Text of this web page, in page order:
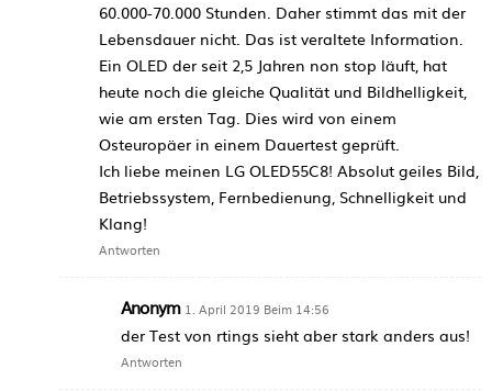
60.000-70.000 Stunden. Daher stimmt das mit der
Lebensdauer nicht. Das ist veraltete Information.
Ein OLED der seit 2,5 Jahren non stop läuft, hat
heute noch die gleiche Qualität und Bildhelligkeit,
wie am ersten Tag. Dies wird von einem
Osteuropäer in einem Dauertest geprüft.
Ich liebe meinen LG OLED55C8! Absolut geiles Bild,
Betriebssystem, Fernbedienung, Schnelligkeit und
Klang!
Antworten
Anonym 1. April 2019 Beim 14:56
der Test von rtings sieht aber stark anders aus!
Antworten